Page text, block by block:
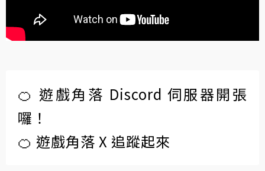
🍊 遊戲角落 Discord 伺服器開張
囉！
🍊 遊戲角落 X 追蹤起來